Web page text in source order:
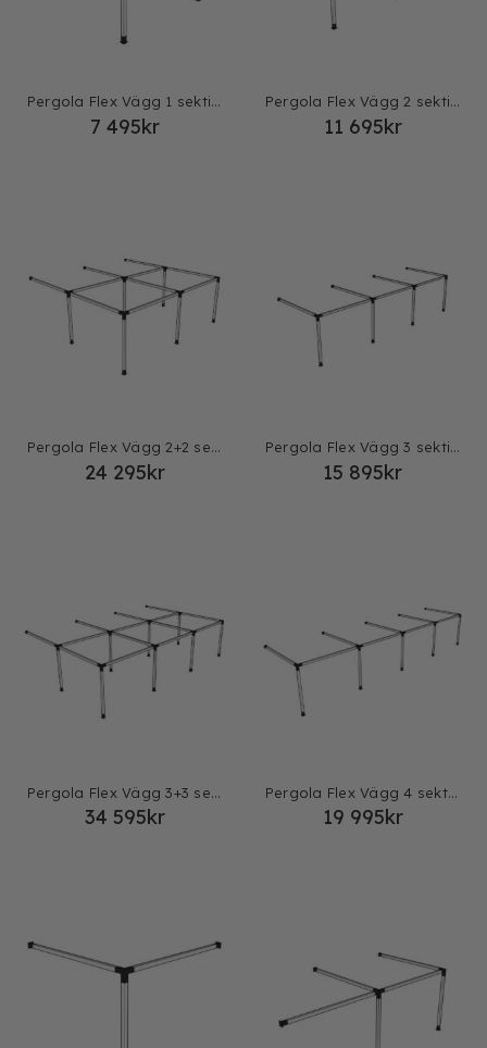
Pergola Flex Vägg 1 sektion
7 495kr
Pergola Flex Vägg 2 sektioner
11 695kr
Pergola Flex Vägg 2+2 sektioner
24 295kr
Pergola Flex Vägg 3 sektioner
15 895kr
Pergola Flex Vägg 3+3 sektioner
34 595kr
Pergola Flex Vägg 4 sektioner
19 995kr